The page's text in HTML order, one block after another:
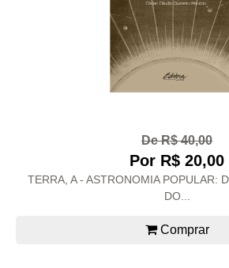
De R$ 40,00
Por R$ 20,00
TERRA, A - ASTRONOMIA POPULAR:
DO...
Comprar